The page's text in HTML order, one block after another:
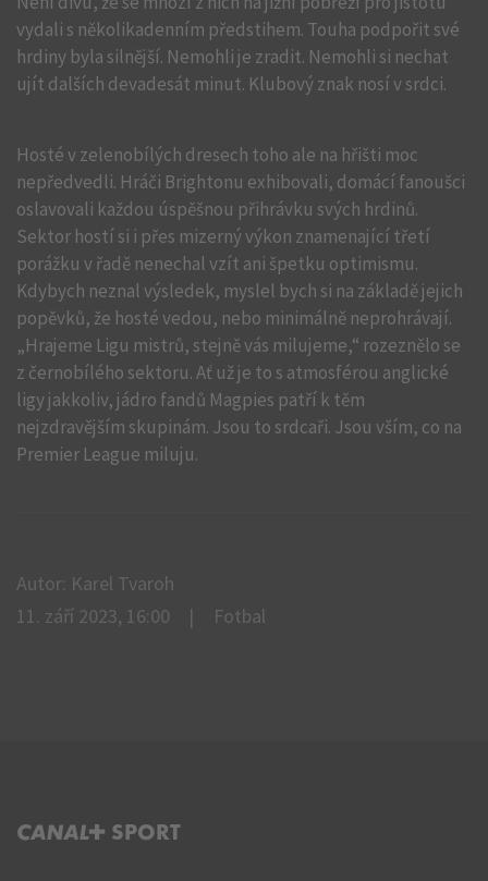
vydali s několikadenním předstihem. Touha podpořit své
hrdiny byla silnější. Nemohli je zradit. Nemohli si nechat
ujít dalších devadesát minut. Klubový znak nosí v srdci.
Hosté v zelenobílých dresech toho ale na hřišti moc
nepředvedli. Hráči Brightonu exhibovali, domácí fanoušci
oslavovali každou úspěšnou přihrávku svých hrdinů.
Sektor hostí si i přes mizerný výkon znamenající třetí
porážku v řadě nenechal vzít ani špetku optimismu.
Kdybych neznal výsledek, myslel bych si na základě jejich
popěvků, že hosté vedou, nebo minimálně neprohrávají.
„Hrajeme Ligu mistrů, stejně vás milujeme,“ rozeznělo se
z černobílého sektoru. Ať už je to s atmosférou anglické
ligy jakkoliv, jádro fandů Magpies patří k těm
nejzdravějším skupinám. Jsou to srdcaři. Jsou vším, co na
Premier League miluju.
Autor: Karel Tvaroh
11. září 2023, 16:00
Fotbal
C+ SPORT